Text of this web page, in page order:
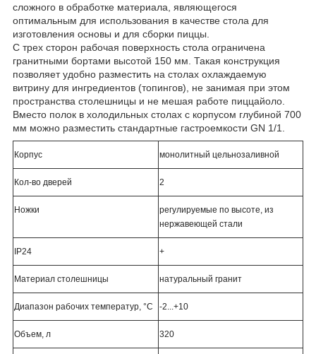
сложного в обработке материала, являющегося
оптимальным для использования в качестве стола для
изготовления основы и для сборки пиццы.
С трех сторон рабочая поверхность стола ограничена
гранитными бортами высотой 150 мм. Такая конструкция
позволяет удобно разместить на столах охлаждаемую
витрину для ингредиентов (топингов), не занимая при этом
пространства столешницы и не мешая работе пиццайоло.
Вместо полок в холодильных столах с корпусом глубиной 700
мм можно разместить стандартные гастроемкости GN 1/1.
Корпус монолитный цельнозаливной
Кол-во дверей 2
Ножки
регулируемые по высоте, из
нержавеющей стали
IP24 +
Материал столешницы натуральный гранит
Диапазон рабочих температур, °C -2...+10
Объем, л 320